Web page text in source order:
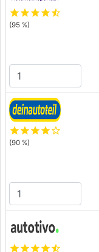
starstarstarstarstar_half
(95 %)
starstarstarstarstar_outline
(90 %)
starstarstarstarstar_half